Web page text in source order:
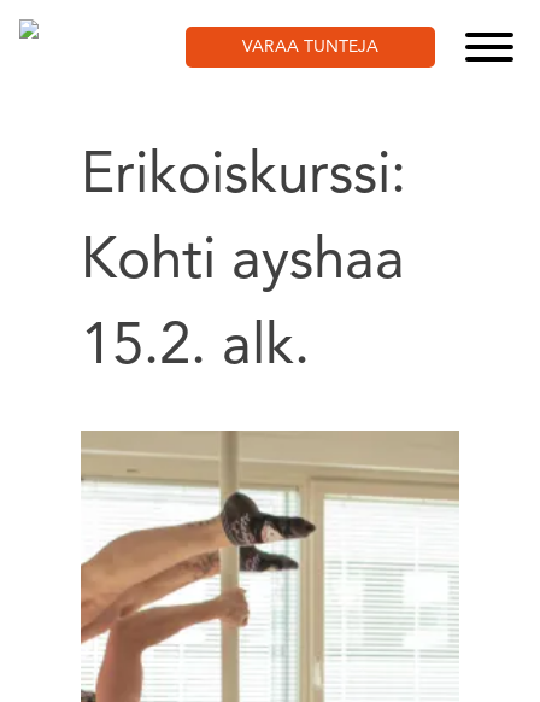
VARAA TUNTEJA
Erikoiskurssi:
Kohti ayshaa
15.2. alk.